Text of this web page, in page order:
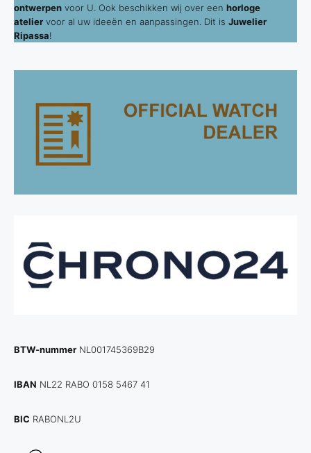
ontwerpen voor U. Ook beschikken wij over een horloge
atelier voor al uw ideeën en aanpassingen. Dit is Juwelier
Ripassa!
BTW-nummer NL001745369B29
IBAN NL22 RABO 0158 5467 41
BIC RABONL2U